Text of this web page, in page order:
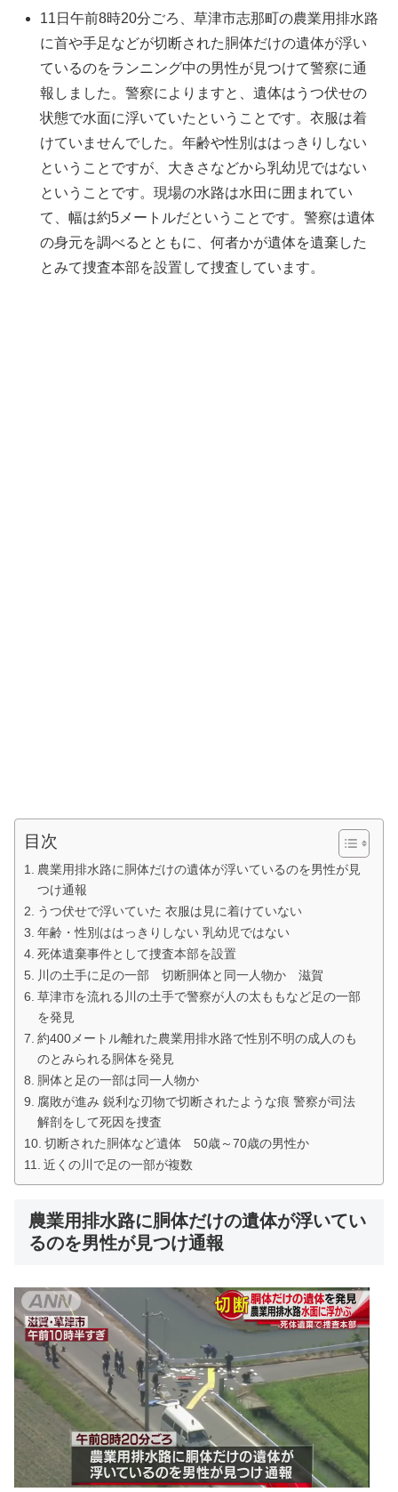
11日午前8時20分ごろ、草津市志那町の農業用排水路
に首や手足などが切断された胴体だけの遺体が浮い
ているのをランニング中の男性が見つけて警察に通
報しました。警察によりますと、遺体はうつ伏せの
状態で水面に浮いていたということです。衣服は着
けていませんでした。年齢や性別ははっきりしない
ということですが、大きさなどから乳幼児ではない
ということです。現場の水路は水田に囲まれてい
て、幅は約5メートルだということです。警察は遺体
の身元を調べるとともに、何者かが遺体を遺棄した
とみて捜査本部を設置して捜査しています。
目次
農業用排水路に胴体だけの遺体が浮いているのを男性が見
つけ通報
うつ伏せで浮いていた 衣服は見に着けていない
年齢・性別ははっきりしない 乳幼児ではない
死体遺棄事件として捜査本部を設置
川の土手に足の一部 切断胴体と同一人物か 滋賀
草津市を流れる川の土手で警察が人の太ももなど足の一部
を発見
約400メートル離れた農業用排水路で性別不明の成人のも
のとみられる胴体を発見
胴体と足の一部は同一人物か
腐敗が進み 鋭利な刃物で切断されたような痕 警察が司法
解剖をして死因を捜査
切断された胴体など遺体 50歳～70歳の男性か
近くの川で足の一部が複数
農業用排水路に胴体だけの遺体が浮いてい
るのを男性が見つけ通報